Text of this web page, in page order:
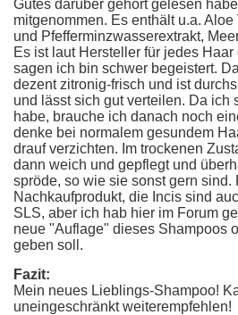
Gutes darüber gehört gelesen
mitgenommen. Es enthält u.a.
und Pfefferminzwasserextrakt,
Es ist laut Hersteller für jedes
sagen ich bin schwer begeistert.
dezent zitronig-frisch und ist
und lässt sich gut verteilen. Da ich
habe, brauche ich danach noch
denke bei normalem gesundem
drauf verzichten. Im trockenen
dann weich und gepflegt und
spröde, so wie sie sonst gern sind.
Nachkaufprodukt, die Incis sind
SLS, aber ich hab hier im Forum
neue "Auflage" dieses Shampoos
geben soll.
Fazit:
Mein neues Lieblings-Shampoo!
uneingeschränkt weiterempfehlen!